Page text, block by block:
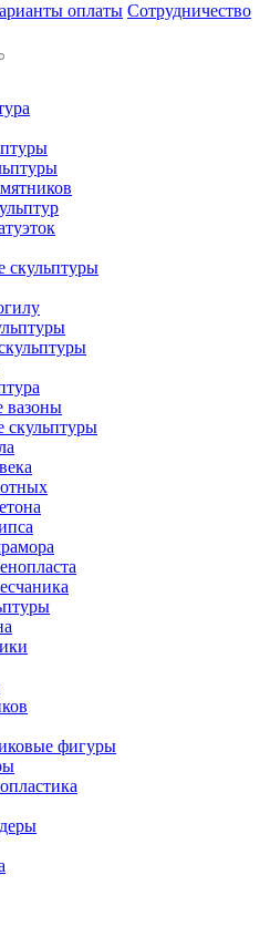
оплаты Сотрудничество
скульптуры
вазоны
скульптуры
фигуры